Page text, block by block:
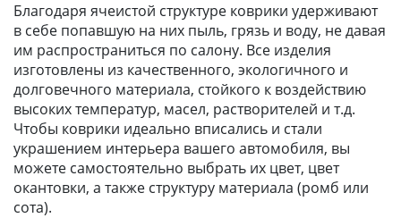
Благодаря ячеистой структуре коврики удерживают
в себе попавшую на них пыль, грязь и воду, не давая
им распространиться по салону. Все изделия
изготовлены из качественного, экологичного и
долговечного материала, стойкого к воздействию
высоких температур, масел, растворителей и т.д.
Чтобы коврики идеально вписались и стали
украшением интерьера вашего автомобиля, вы
можете самостоятельно выбрать их цвет, цвет
окантовки, а также структуру материала (ромб или
сота).